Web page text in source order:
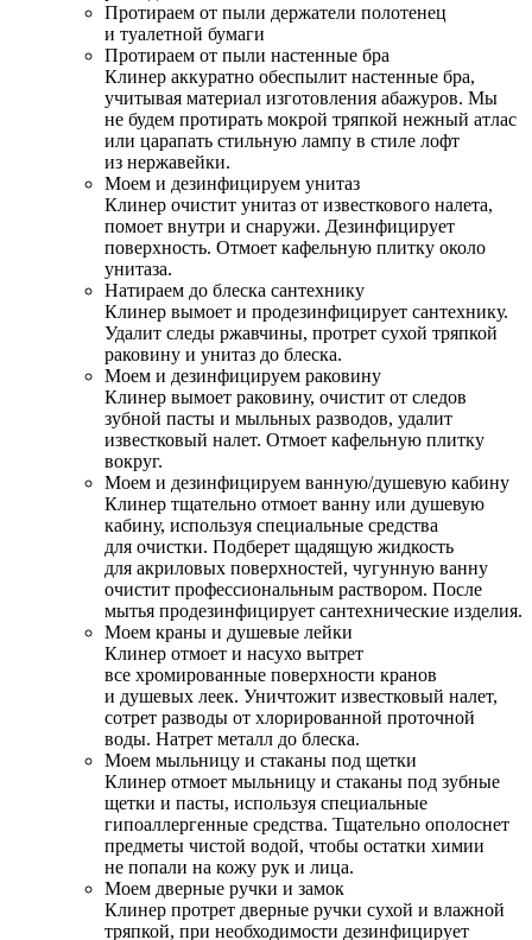
Протираем от пыли держатели полотенец
и туалетной бумаги
Протираем от пыли настенные бра
Клинер аккуратно обеспылит настенные бра,
учитывая материал изготовления абажуров. Мы
не будем протирать мокрой тряпкой нежный атлас
или царапать стильную лампу в стиле лофт
из нержавейки.
Моем и дезинфицируем унитаз
Клинер очистит унитаз от известкового налета,
помоет внутри и снаружи. Дезинфицирует
поверхность. Отмоет кафельную плитку около
унитаза.
Натираем до блеска сантехнику
Клинер вымоет и продезинфицирует сантехнику.
Удалит следы ржавчины, протрет сухой тряпкой
раковину и унитаз до блеска.
Моем и дезинфицируем раковину
Клинер вымоет раковину, очистит от следов
зубной пасты и мыльных разводов, удалит
известковый налет. Отмоет кафельную плитку
вокруг.
Моем и дезинфицируем ванную/душевую кабину
Клинер тщательно отмоет ванну или душевую
кабину, используя специальные средства
для очистки. Подберет щадящую жидкость
для акриловых поверхностей, чугунную ванну
очистит профессиональным раствором. После
мытья продезинфицирует сантехнические изделия.
Моем краны и душевые лейки
Клинер отмоет и насухо вытрет
все хромированные поверхности кранов
и душевых леек. Уничтожит известковый налет,
сотрет разводы от хлорированной проточной
воды. Натрет металл до блеска.
Моем мыльницу и стаканы под щетки
Клинер отмоет мыльницу и стаканы под зубные
щетки и пасты, используя специальные
гипоаллергенные средства. Тщательно ополоснет
предметы чистой водой, чтобы остатки химии
не попали на кожу рук и лица.
Моем дверные ручки и замок
Клинер протрет дверные ручки сухой и влажной
тряпкой, при необходимости дезинфицирует